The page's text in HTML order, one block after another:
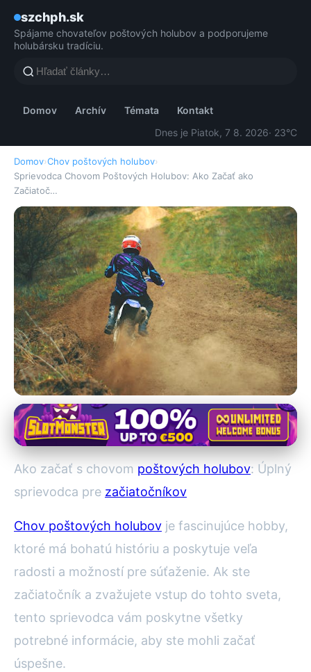
szchph.sk
Spájame chovateľov poštových holubov a podporujeme
holubársku tradíciu.
Domov Archív Témata
Kontakt
Dnes je Piatok, 7 8. 2026· 23°C
Domov›Chov poštových holubov›
Sprievodca Chovom Poštových Holubov: Ako Začať ako
Začiatoč…
Chov poštových holubov
Sprievodca Chovom Poštových
Holubov: Ako Začať ako
Začiatočník
12. 1. 2026· 3 min čítania · Autor: Marek Holoubek
Ako začať s chovom poštových holubov: Úplný
sprievodca pre začiatočníkov
Chov poštových holubov je fascinujúce hobby,
ktoré má bohatú históriu a poskytuje veľa
radosti a možností pre súťaženie. Ak ste
začiatočník a zvažujete vstup do tohto sveta,
tento sprievodca vám poskytne všetky
potrebné informácie, aby ste mohli začať
úspešne.